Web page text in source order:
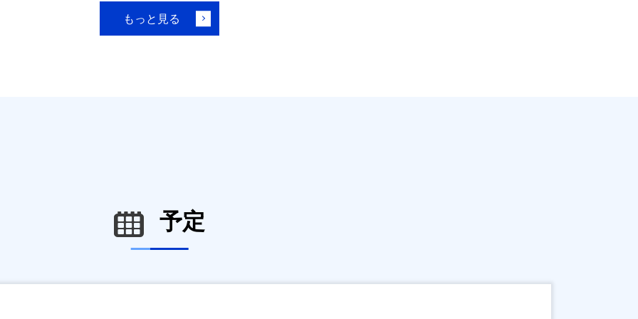
もっと見る
予定